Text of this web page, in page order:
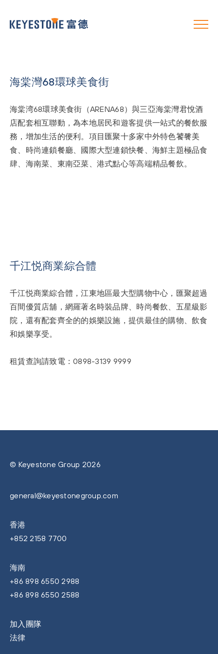
海棠灣68環球美食街
海棠湾68環球美食街（ARENA68）與三亞海棠灣君悅酒
店配套相互聯動，為本地居民和遊客提供一站式的餐飲服
務，增加生活的便利。項目匯聚十多家中外特色饕餮美
食、時尚連鎖餐廳、國際大型連鎖快餐、海鮮主題極品食
肆、海南菜、東南亞菜、港式點心等高端精品餐飲。
千江悦商業綜合體
千江悦商業綜合體，江東地區最大型購物中心，匯聚超過
百間優質店舖，網羅著名時裝品牌、時尚餐飲、五星級影
院，還有配套齊全的的娛樂設施，提供最佳的購物、飲食
和娛樂享受。
租賃查詢請致電：0898-3139 9999
© Keyestone Group 2026
general@keyestonegroup.com
香港
+852 2158 7700
海南
+86 898 6550 2988
+86 898 6550 2588
加入團隊
法律